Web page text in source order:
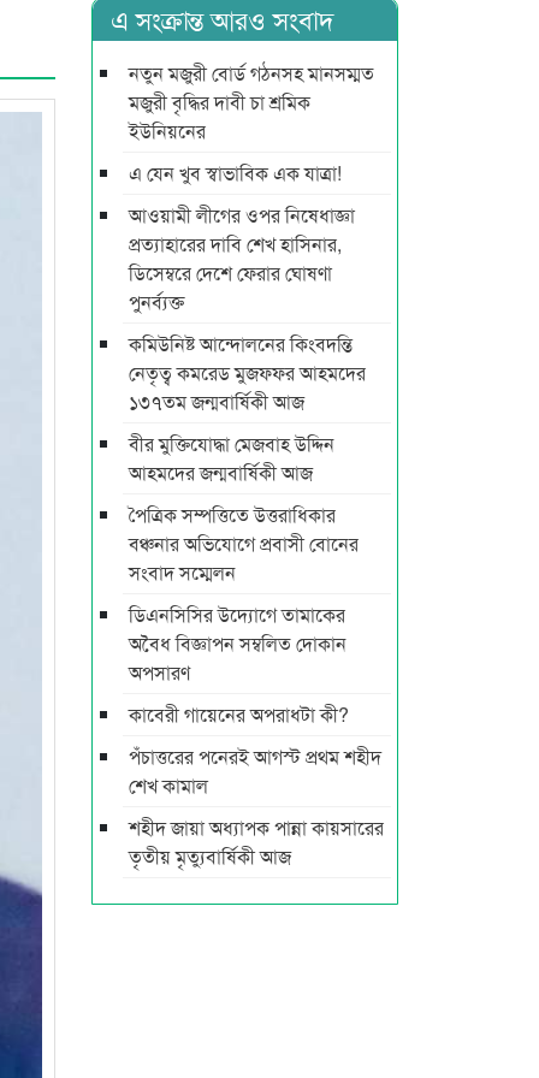
এ সংক্রান্ত আরও সংবাদ
নতুন মজুরী বোর্ড গঠনসহ মানসম্মত
মজুরী বৃদ্ধির দাবী চা শ্রমিক
ইউনিয়নের
এ যেন খুব স্বাভাবিক এক যাত্রা!
আওয়ামী লীগের ওপর নিষেধাজ্ঞা
প্রত্যাহারের দাবি শেখ হাসিনার,
ডিসেম্বরে দেশে ফেরার ঘোষণা
পুনর্ব্যক্ত
কমিউনিষ্ট আন্দোলনের কিংবদন্তি
নেতৃত্ব কমরেড মুজফ্ফর আহমদের
১৩৭তম জন্মবার্ষিকী আজ
বীর মুক্তিযোদ্ধা মেজবাহ উদ্দিন
আহমদের জন্মবার্ষিকী আজ
পৈত্রিক সম্পত্তিতে উত্তরাধিকার
বঞ্চনার অভিযোগে প্রবাসী বোনের
সংবাদ সম্মেলন
ডিএনসিসির উদ্যোগে তামাকের
অবৈধ বিজ্ঞাপন সম্বলিত দোকান
অপসারণ
কাবেরী গায়েনের অপরাধটা কী?
পঁচাত্তরের পনেরই আগস্ট প্রথম শহীদ
শেখ কামাল
শহীদ জায়া অধ্যাপক পান্না কায়সারের
তৃতীয় মৃত্যুবার্ষিকী আজ